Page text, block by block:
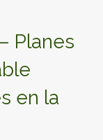
Planes
en la